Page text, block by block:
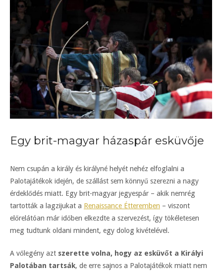
Egy brit-magyar házaspár esküvője
Nem csupán a király és királyné helyét nehéz elfoglalni a
Palotajátékok idején, de szállást sem könnyű szerezni a nagy
érdeklődés miatt. Egy brit-magyar jegyespár – akik nemrég
tartották a lagzijukat a Renaissance Étteremben – viszont
előrelátóan már időben elkezdte a szervezést, így tökéletesen
meg tudtunk oldani mindent, egy dolog kivételével.
A vőlegény azt szerette volna, hogy az esküvőt a Királyi
Palotában tartsák, de erre sajnos a Palotajátékok miatt nem